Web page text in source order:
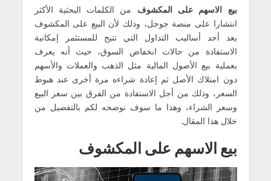
بيع الاسهم على المكشوف من الكلمات البحثية الأكثر
انتشارا على منصة جوجل، وذلك لأن البيع على المكشوف
يعد أحد أساليب التداول التي تتيح للمستثمر إمكانية
الاستفادة من حالات انخفاض السوق، حيث أنه يعرف
بعملية بيع الأصول المالية مثل الذهب والعملات والأسهم
دون امتلاك الأصل ثم إعادة شراءه مرة أخرى عند هبوط
السعر، وذلك من أجل الاستفادة من الفرق بين سعر البيع
وسعر الشراء، وهذا ما سوف نوضحه لكم بالتفصيل من
خلال هذا المقال.
بيع الاسهم على المكشوف